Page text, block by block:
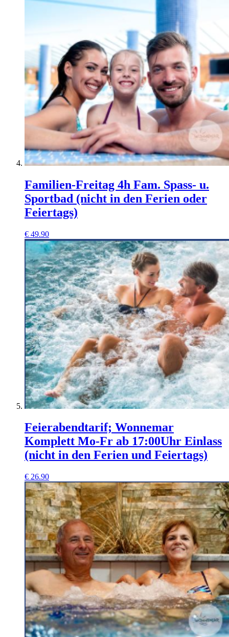
Familien-Freitag 4h Fam. Spass- u.
Sportbad (nicht in den Ferien oder
Feiertags)
€ 49.90
Feierabendtarif; Wonnemar
Komplett Mo-Fr ab 17:00Uhr Einlass
(nicht in den Ferien und Feiertags)
€ 26.90